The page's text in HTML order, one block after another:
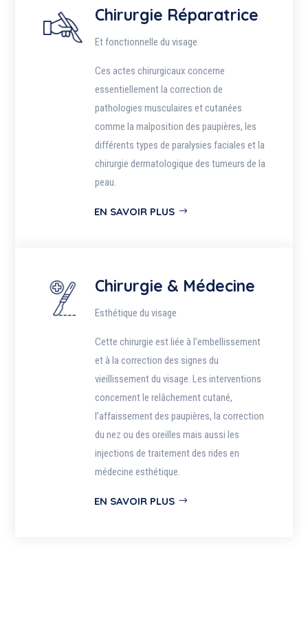
Chirurgie Réparatrice
Et fonctionnelle du visage
Ces actes chirurgicaux concerne
essentiellement la correction de
pathologies musculaires et cutanées
comme la malposition des paupières, les
différents types de paralysies faciales et la
chirurgie dermatologique des tumeurs de la
peau.
EN SAVOIR PLUS
Chirurgie & Médecine
Esthétique du visage
Cette chirurgie est liée à l’embellissement
et à la correction des signes du
vieillissement du visage. Les interventions
concernent le relâchement cutané,
l’affaissement des paupières, la correction
du nez ou des oreilles mais aussi les
injections de traitement des rides en
médecine esthétique.
EN SAVOIR PLUS